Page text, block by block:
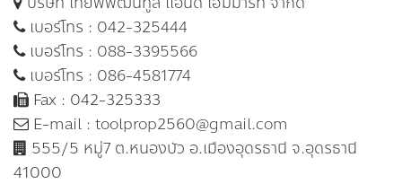
เบอร์โทร : 042-325444
เบอร์โทร : 088-3395566
เบอร์โทร : 086-4581774
Fax : 042-325333
E-mail : toolprop2560@gmail.com
555/5 หมู่7 ต.หนองบัว อ.เมืองอุดรธานี จ.อุดรธานี
41000